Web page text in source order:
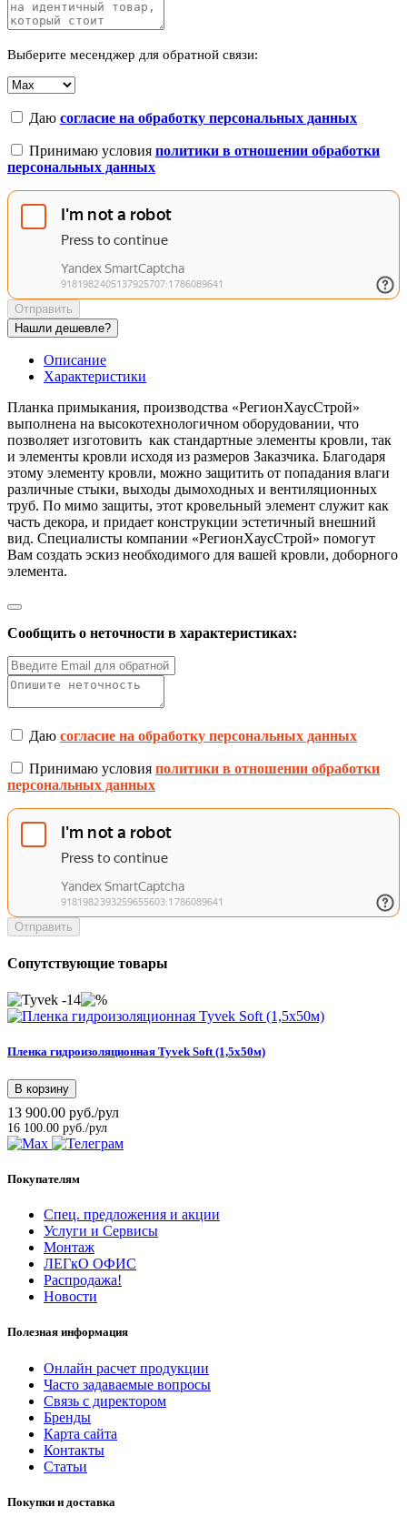
Выберите месенджер для обратной связи:
Даю согласие на обработку персональных данных
Принимаю условия политики в отношении обработки
персональных данных
Отправить
Нашли дешевле?
Описание
Характеристики
Планка примыкания, производства «РегионХаусСтрой»
выполнена на высокотехнологичном оборудовании, что
позволяет изготовить как стандартные элементы кровли, так
и элементы кровли исходя из размеров Заказчика. Благодаря
этому элементу кровли, можно защитить от попадания влаги
различные стыки, выходы дымоходных и вентиляционных
труб. По мимо защиты, этот кровельный элемент служит как
часть декора, и придает конструкции эстетичный внешний
вид. Специалисты компании «РегионХаусСтрой» помогут
Вам создать эскиз необходимого для вашей кровли, доборного
элемента.
Сообщить о неточности в характеристиках:
Даю согласие на обработку персональных данных
Принимаю условия политики в отношении обработки
персональных данных
Отправить
Сопутствующие товары
-14
Пленка гидроизоляционная Tyvek Soft (1,5х50м)
В корзину
13 900.00 руб./рул
16 100.00 руб./рул
Покупателям
Спец. предложения и акции
Услуги и Сервисы
Монтаж
ЛЕГкО ОФИС
Распродажа!
Новости
Полезная информация
Онлайн расчет продукции
Часто задаваемые вопросы
Связь с директором
Бренды
Карта сайта
Контакты
Статьи
Покупки и доставка